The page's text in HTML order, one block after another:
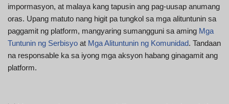
impormasyon, at malaya kang tapusin ang pag-uusap anumang
oras. Upang matuto nang higit pa tungkol sa mga alituntunin sa
paggamit ng platform, mangyaring sumangguni sa aming Mga
Tuntunin ng Serbisyo at Mga Alituntunin ng Komunidad. Tandaan
na responsable ka sa iyong mga aksyon habang ginagamit ang
platform.